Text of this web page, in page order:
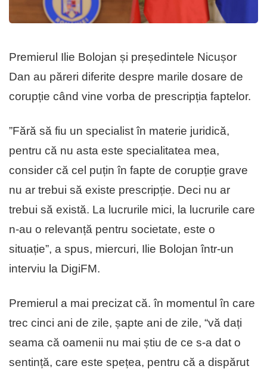
Premierul Ilie Bolojan și președintele Nicușor
Dan au păreri diferite despre marile dosare de
corupție când vine vorba de prescripția faptelor.
”Fără să fiu un specialist în materie juridică,
pentru că nu asta este specialitatea mea,
consider că cel puțin în fapte de corupție grave
nu ar trebui să existe prescripție. Deci nu ar
trebui să există. La lucrurile mici, la lucrurile care
n-au o relevanță pentru societate, este o
situație”, a spus, miercuri, Ilie Bolojan într-un
interviu la DigiFM.
Premierul a mai precizat că. în momentul în care
trec cinci ani de zile, șapte ani de zile, “vă dați
seama că oamenii nu mai știu de ce s-a dat o
sentință, care este spețea, pentru că a dispărut